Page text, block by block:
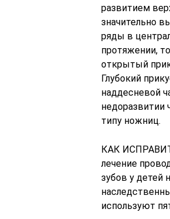
развитием
значительно
ряды в
протяжении,
открытый
Глубокий
наддесневой
недоразвитии
типу ножниц.
КАК
лечение
зубов у детей
используют